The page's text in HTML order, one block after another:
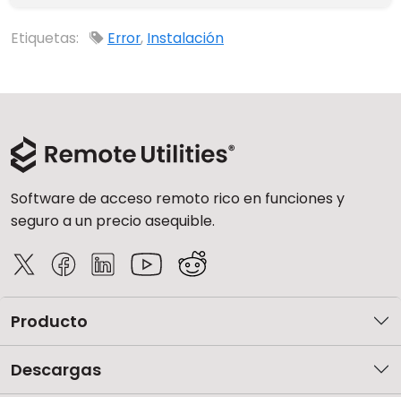
Etiquetas: Error, Instalación
Software de acceso remoto rico en funciones y
seguro a un precio asequible.
Producto
Descargas